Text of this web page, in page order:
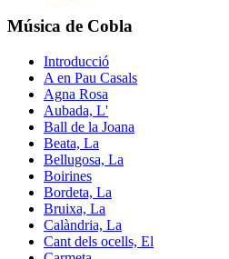
Música de Cobla
Introducció
A en Pau Casals
Agna Rosa
Aubada, L'
Ball de la Joana
Beata, La
Bellugosa, La
Boirines
Bordeta, La
Bruixa, La
Calàndria, La
Cant dels ocells, El